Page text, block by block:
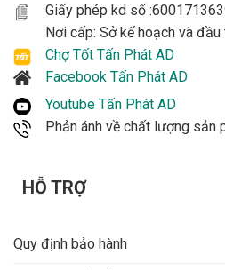
Giấy phép kd số
Nơi cấp: Sở kế hoạch và
Chợ Tốt Tấn Phát AD
Facebook Tấn Phát AD
Youtube Tấn Phát AD
Phản ánh về chất lượng sản
HỖ TRỢ
Quy định bảo hành